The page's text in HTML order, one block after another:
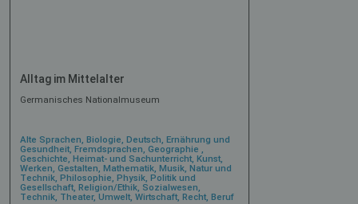
Alltag im Mittelalter
Germanisches Nationalmuseum
Alte Sprachen, Biologie, Deutsch, Ernährung und
Gesundheit, Fremdsprachen, Geographie ,
Geschichte, Heimat- und Sachunterricht, Kunst,
Werken, Gestalten, Mathematik, Musik, Natur und
Technik, Philosophie, Physik, Politik und
Gesellschaft, Religion/Ethik, Sozialwesen,
Technik, Theater, Umwelt, Wirtschaft, Recht, Beruf